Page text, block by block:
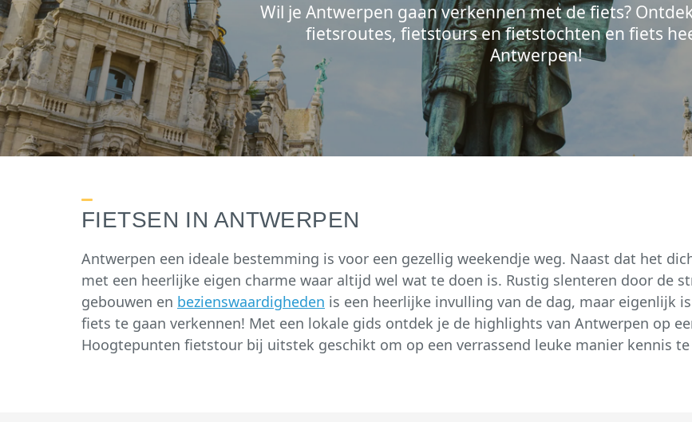
Wil je Antwerpen gaan verkennen met de fiets?
fietsroutes, fietstours en fietstochten en fiets
Antwerpen!
FIETSEN IN ANTWERPEN
Antwerpen een ideale bestemming is voor een gezellig weekendje weg. Naast dat het
met een heerlijke eigen charme waar altijd wel wat te doen is. Rustig slenteren door de
gebouwen en bezienswaardigheden is een heerlijke invulling van de dag, maar eigenlijk
fiets te gaan verkennen! Met een lokale gids ontdek je de highlights van Antwerpen op
Hoogtepunten fietstour bij uitstek geschikt om op een verrassend leuke manier kennis